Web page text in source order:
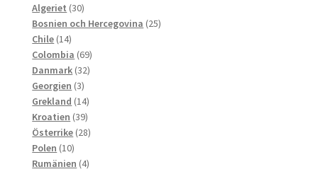
produkter
Algeriet 3030
produkter
Bosnien och Hercegovina 2525
Chile 1414
produkter
Colombia 6969
produkter
Danmark 3232
Georgien 33
produkter
Grekland 1414
produkter
Kroatien 3939
produkter
Österrike 2828
Polen 1010
produkter
Rumänien 44